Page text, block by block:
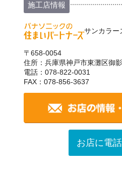
施工店情報
サンカラ
〒658-0054
住所：兵庫県神戸市東灘区御
電話：078-822-0031
FAX：078-856-3637
お店に電